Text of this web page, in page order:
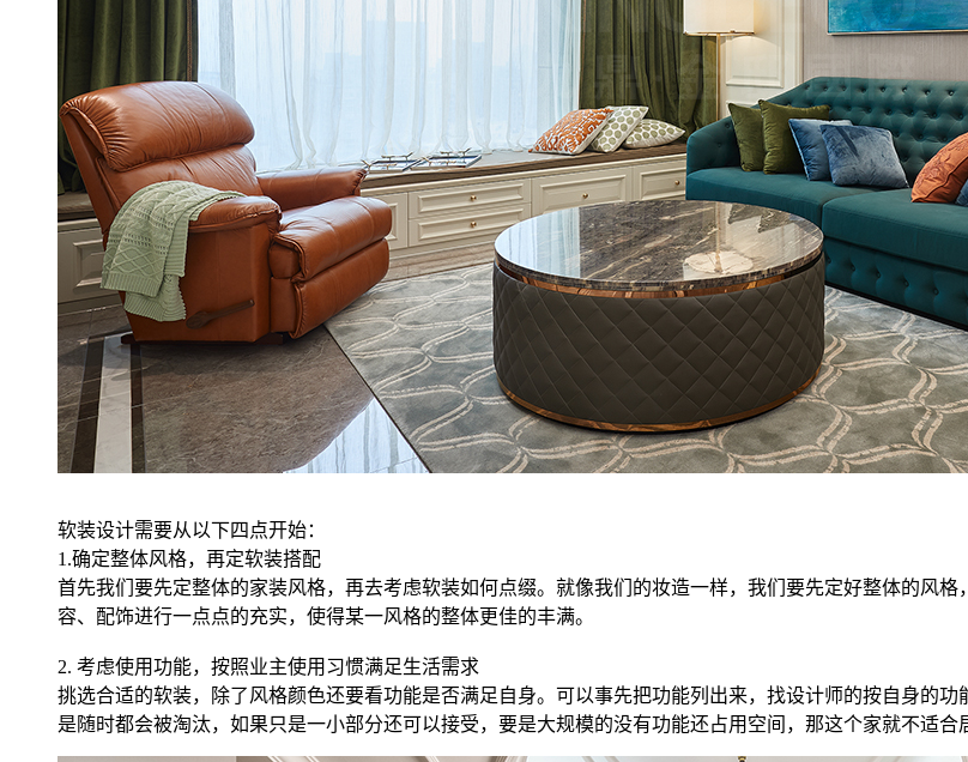
软装设计需要从以下四点开始：
1.确定整体风格，再定软装搭配
首先我们要先定整体的家装风格，再去考虑软装如何点缀。就像我们的妆造一样，我们要先定好整体的风
容、配饰进行一点点的充实，使得某一风格的整体更佳的丰满。
2. 考虑使用功能，按照业主使用习惯满足生活需求
挑选合适的软装，除了风格颜色还要看功能是否满足自身。可以事先把功能列出来，找设计师的按自身的
是随时都会被淘汰，如果只是一小部分还可以接受，要是大规模的没有功能还占用空间，那这个家就不适合